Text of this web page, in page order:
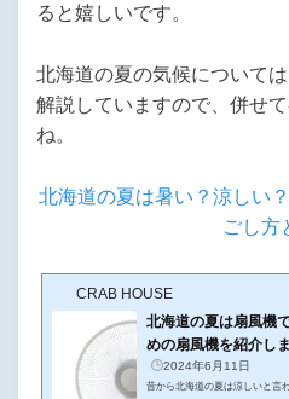
ると嬉しいです。
北海道の夏の気候については
解説していますので、併せ
ね。
北海道の夏は暑い？涼しい
ごし方
CRAB HOUSE
北海道の夏は扇風機
めの扇風機を紹介し
2024年6月11日
昔から北海道の夏は涼しいと言